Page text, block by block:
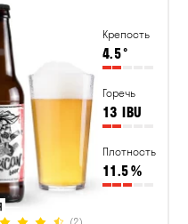
Крепость
4.5°
Горечь
13 IBU
Плотность
11.5%